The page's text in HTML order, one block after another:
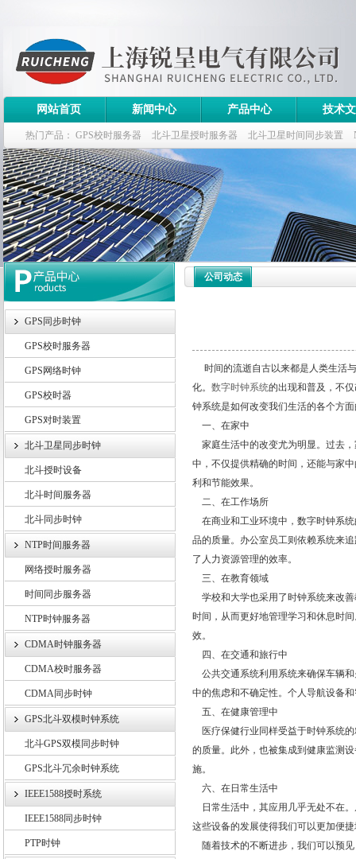
上海锐呈电气有限公司
网站首页 新闻中心 产品中心 技术
热门产品： GPS校时服务器 北斗卫星授时服务器 北斗卫星时间同步装置
斗卫星同步时钟指标
GPS同步时钟
GPS校时服务器
GPS网络时钟
GPS校时器
GPS对时装置
北斗卫星同步时钟
北斗授时设备
北斗时间服务器
北斗同步时钟
NTP时间服务器
网络授时服务器
时间同步服务器
NTP时钟服务器
CDMA时钟服务器
CDMA校时服务器
CDMA同步时钟
GPS北斗双模时钟系统
北斗GPS双模同步时钟
GPS北斗冗余时钟系统
IEEE1588授时系统
IEEE1588同步时钟
PTP时钟
公司动态
时间的流逝自古以来都是人类生活
化。 数字时钟系统的出现和普及，不
钟系统是如何改变我们生活的各个方
一、在家中
家庭生活中的改变尤为明显。过去
中，不仅提供精确的时间，还能与家
利和节能效果。
二、在工作场所
在商业和工业环境中，数字时钟系
品的质量。办公室员工则依赖系统来
了人力资源管理的效率。
三、在教育领域
学校和大学也采用了时钟系统来改
时间，从而更好地管理学习和休息时
效。
四、在交通和旅行中
公共交通系统利用系统来确保车辆
中的焦虑和不确定性。个人导航设备
五、在健康管理中
医疗保健行业同样受益于时钟系统
的质量。此外，也被集成到健康监测
施。
六、在日常生活中
日常生活中，其应用几乎无处不在
这些设备的发展使得我们可以更加便
随着技术的不断进步，我们可以预